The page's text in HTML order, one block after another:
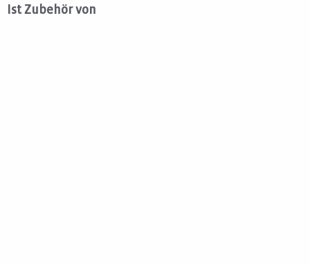
Ist Zubehör von